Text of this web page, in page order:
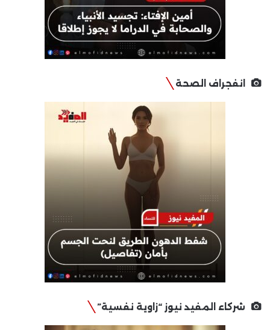
انفجراف الصحة
شركاء المفيد نيوز “زاوية نفسية”